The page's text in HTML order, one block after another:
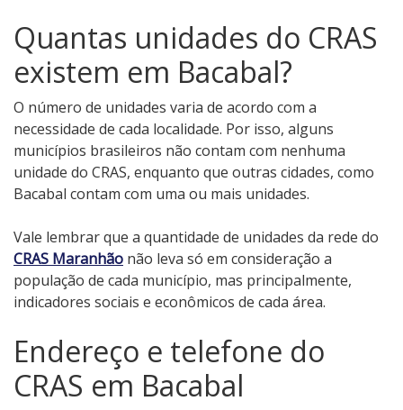
Quantas unidades do CRAS
existem em Bacabal?
O número de unidades varia de acordo com a
necessidade de cada localidade. Por isso, alguns
municípios brasileiros não contam com nenhuma
unidade do CRAS, enquanto que outras cidades, como
Bacabal contam com uma ou mais unidades.
Vale lembrar que a quantidade de unidades da rede do
CRAS Maranhão não leva só em consideração a
população de cada município, mas principalmente,
indicadores sociais e econômicos de cada área.
Endereço e telefone do
CRAS em Bacabal